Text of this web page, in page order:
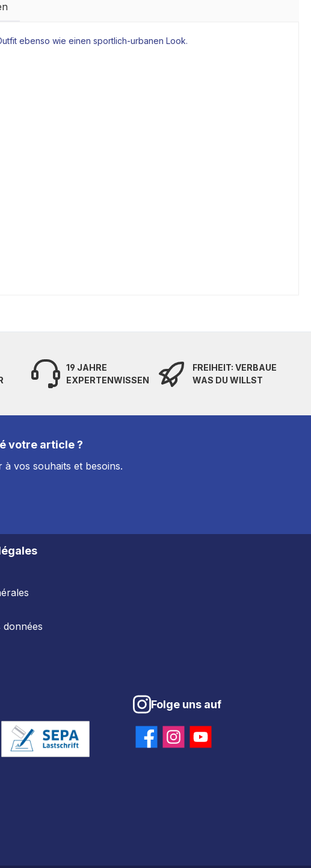
ebenso wie einen sportlich-urbanen Look.
19 JAHRE
EXPERTENWISSEN
FREIHEIT: VERBAUE
WAS DU WILLST
votre article ?
vos souhaits et besoins.
données
Folge uns auf